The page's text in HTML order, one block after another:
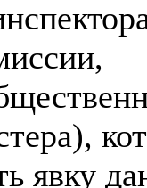
явку